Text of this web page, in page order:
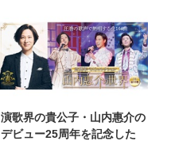
演歌界の貴公子・山内惠介の
デビュー25周年を記念した